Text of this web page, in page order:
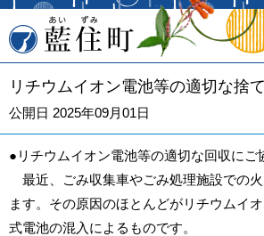
リチウムイオン電池等の適切な捨
公開日 2025年09月01日
●リチウムイオン電池等の適切な回収にご
最近、ごみ収集車やごみ処理施設での
ます。その原因のほとんどがリチウムイ
式電池の混入によるものです。